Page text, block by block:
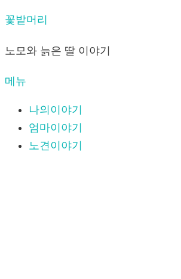
내
으
꽃밭머리
노모와 늙은 딸 이야기
메뉴
나의이야기
엄마이야기
노견이야기